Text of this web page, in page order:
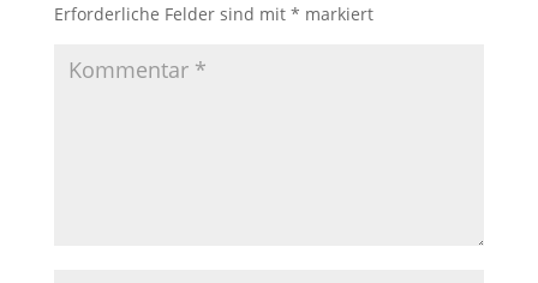
Erforderliche Felder sind mit * markiert